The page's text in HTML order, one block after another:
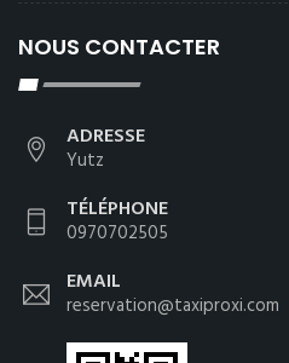
NOUS CONTACTER
ADRESSE
Yutz
TÉLÉPHONE
0970702505
EMAIL
reservation@taxiproxi.com